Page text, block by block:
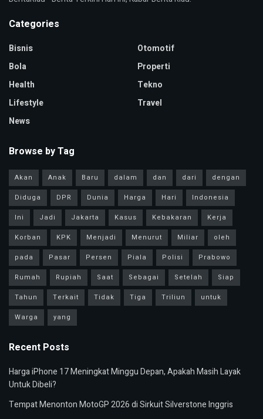
Categories
Bisnis
Bola
Health
Lifestyle
News
Otomotif
Properti
Tekno
Travel
Browse by Tag
Akan Anak Baru dalam dan dari
dengan
Diduga
DPR Dunia Harga Hari
Indonesia
Ini
Jadi Jakarta Kasus Kebakaran
Kerja
Korban
KPK Menjadi Menurut Miliar
oleh
pada
Pasar Persen Piala Polisi
Prabowo
Rumah
Rupiah Saat Sebagai Setelah
Siap
Tahun
Terkait Tidak Tiga Triliun
untuk
Warga
yang
Recent Posts
Harga iPhone 17 Meningkat Minggu Depan, Apakah Masih Layak
Untuk Dibeli?
Tempat Menonton MotoGP 2026 di Sirkuit Silverstone Inggris